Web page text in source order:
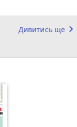
Дивитись ще keyboard_arrow_right